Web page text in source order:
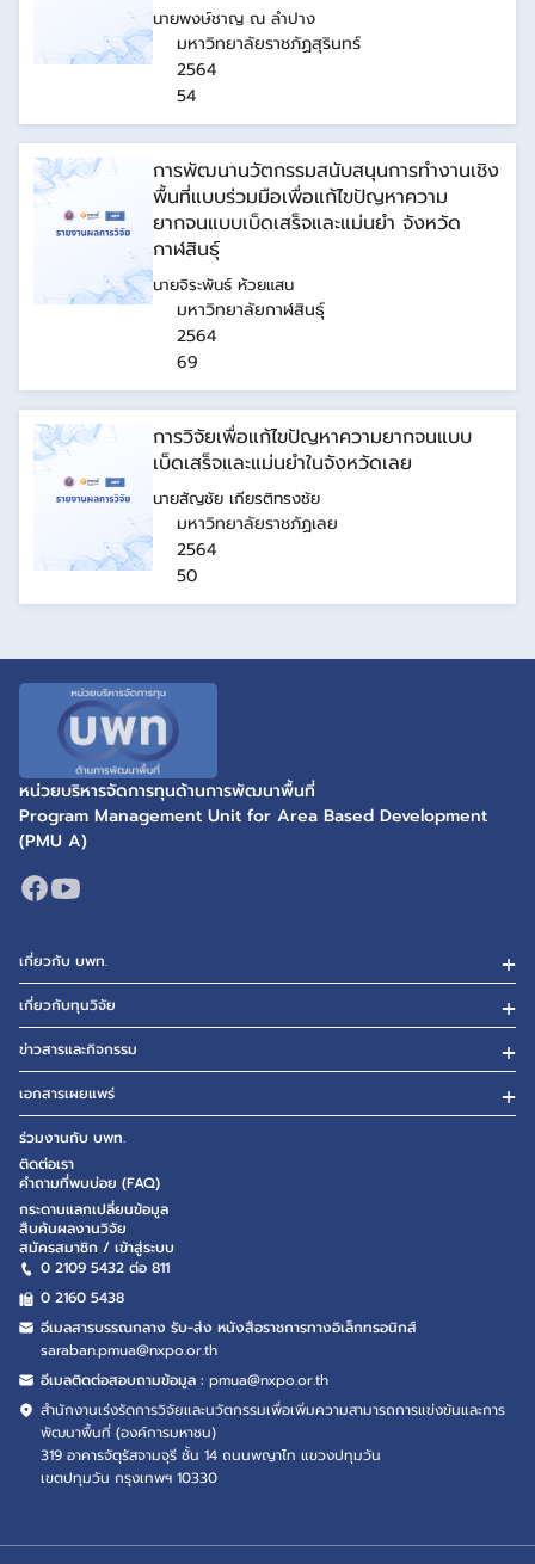
นายพงษ์ชาญ ณ ลำปาง
มหาวิทยาลัยราชภัฏสุรินทร์
2564
54
การพัฒนานวัตกรรมสนับสนุนการทำงานเชิง
พื้นที่แบบร่วมมือเพื่อแก้ไขปัญหาความ
ยากจนแบบเบ็ดเสร็จและแม่นยำ จังหวัด
กาฬสินธุ์
นายจิระพันธ์ ห้วยแสน
มหาวิทยาลัยกาฬสินธุ์
2564
69
การวิจัยเพื่อแก้ไขปัญหาความยากจนแบบ
เบ็ดเสร็จและแม่นยำในจังหวัดเลย
นายสัญชัย เกียรติทรงชัย
มหาวิทยาลัยราชภัฏเลย
2564
50
หน่วยบริหารจัดการทุนด้านการพัฒนาพื้นที่
Program Management Unit for Area Based Development
(PMU A)
เกี่ยวกับ บพท.
เกี่ยวกับทุนวิจัย
ข่าวสารและกิจกรรม
เอกสารเผยแพร่
ร่วมงานกับ บพท.
ติดต่อเรา
คำถามที่พบบ่อย (FAQ)
กระดานแลกเปลี่ยนข้อมูล
สืบค้นผลงานวิจัย
สมัครสมาชิก / เข้าสู่ระบบ
0 2109 5432 ต่อ 811
0 2160 5438
อีเมลสารบรรณกลาง รับ-ส่ง หนังสือราชการทางอิเล็กทรอนิกส์
saraban.pmua@nxpo.or.th
อีเมลติดต่อสอบถามข้อมูล : pmua@nxpo.or.th
สำนักงานเร่งรัดการวิจัยและนวัตกรรมเพื่อเพิ่มความสามารถการแข่งขันและการ
พัฒนาพื้นที่ (องค์การมหาชน)
319 อาคารจัตุรัสจามจุรี ชั้น 14 ถนนพญาไท แขวงปทุมวัน
เขตปทุมวัน กรุงเทพฯ 10330